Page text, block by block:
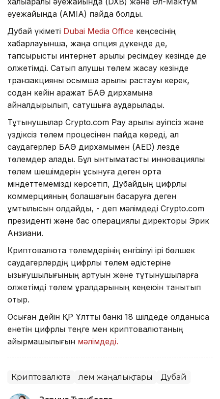
әуежайында (AMIA) пайда болды.
Дубай үкіметі Dubai Media Office кеңсесінің
хабарлауынша, жаңа опция дүкенде де,
тапсырысты интернет арқылы ресімдеу кезінде де
қолжетімді. Сатып алушы төлем жасау кезінде
транзакцияны қосымша арқылы растауы керек,
содан кейін қаражат БАӘ дирхамына
айналдырылып, сатушыға аударылады.
Тұтынушылар Crypto.com Pay арқылы қауіпсіз және
үздіксіз төлем процесінен пайда көреді, ал
саудагерлер БАӘ дирхамымен (AED) лезде
төлемдер алады. Бұл ынтымақтастық инновациялық
төлем шешімдерін ұсынуға деген ортақ
міндеттемемізді көрсетіп, Дубайдың цифрлық
коммерцияның болашағын басқаруға деген
ұмтылысын қолдайды, - деп мәлімдеді Crypto.com
президенті және бас операциялық директоры Эрик
Анзиани.
Криптовалюта төлемдерінің енгізілуі ірі бөлшек
саудагерлердің цифрлық төлем әдістеріне
қызығушылығының артуын және тұтынушыларға
қолжетімді төлем құралдарының кеңеюін танытып
отыр.
Осыған дейін ҚР Ұлттық банкі 18 шілдеде қолданысқа
енетін цифрлық теңге мен криптовалютаның
айырмашылығын мәлімдеді.
Криптовалюта Әлем жаңалықтары Дубай